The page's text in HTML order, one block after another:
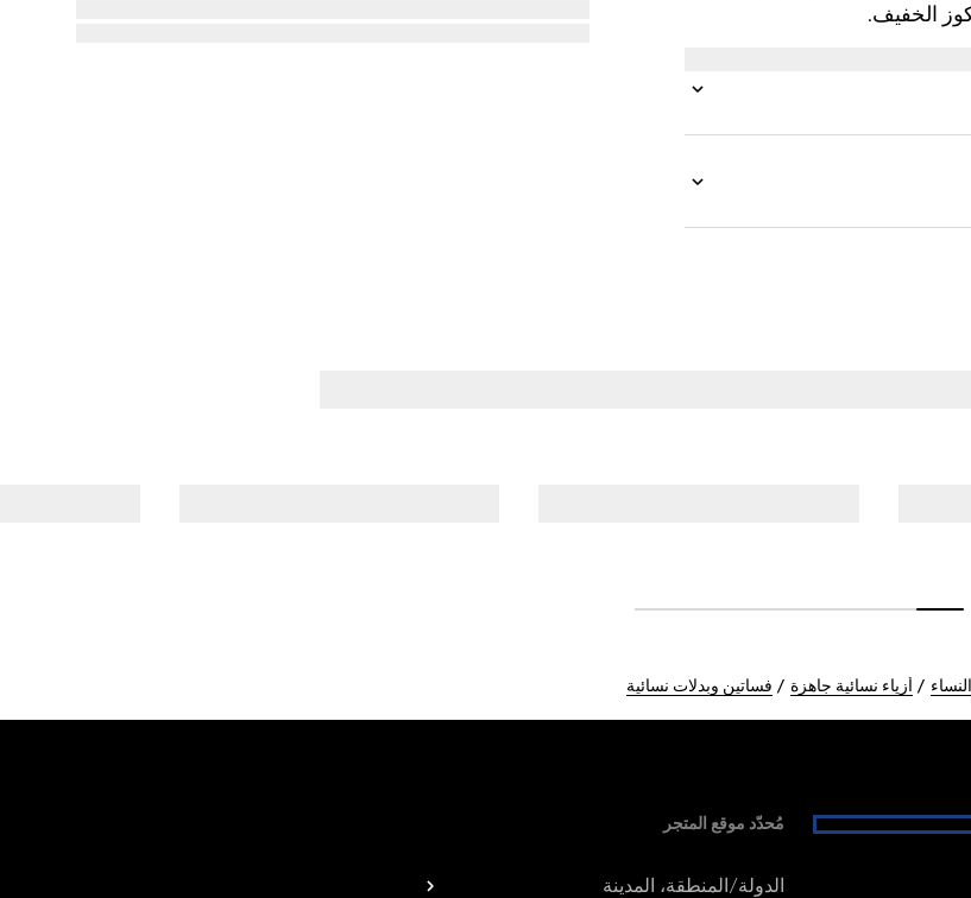
الخفيف.
النساء أزياء نسائية جاهزة فساتين وبدلات نسائية
مُحدّد موقع المتجر
الدولة/المنطقة، المدينة